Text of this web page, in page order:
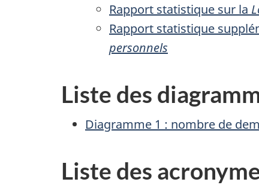
Rapport statistique sur la
Rapport statistique
personnels
Liste des
Diagramme 1 : nombre de
Liste des